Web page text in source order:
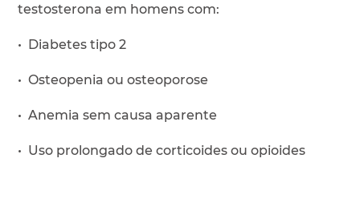
testosterona em homens com:
• Diabetes tipo 2
• Osteopenia ou osteoporose
• Anemia sem causa aparente
• Uso prolongado de corticoides ou opioides